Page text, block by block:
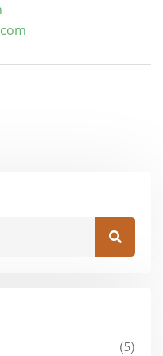
com
(5)